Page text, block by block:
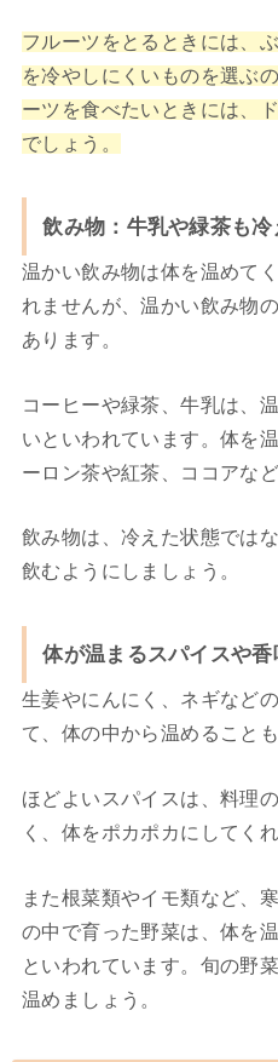
フルーツをとるときには、
を冷やしにくいものを選ぶ
ーツを食べたいときには、
でしょう。
飲み物：牛乳や緑茶も
温かい飲み物は体を温めて
れませんが、温かい飲み物
あります。
コーヒーや緑茶、牛乳は、
いといわれています。体を
ーロン茶や紅茶、ココアな
飲み物は、冷えた状態では
飲むようにしましょう。
体が温まるスパイスや
生姜やにんにく、ネギなど
て、体の中から温めること
ほどよいスパイスは、料理
く、体をポカポカにしてくれ
また根菜類やイモ類など、
の中で育った野菜は、体を
といわれています。 旬の野
温めましょう。